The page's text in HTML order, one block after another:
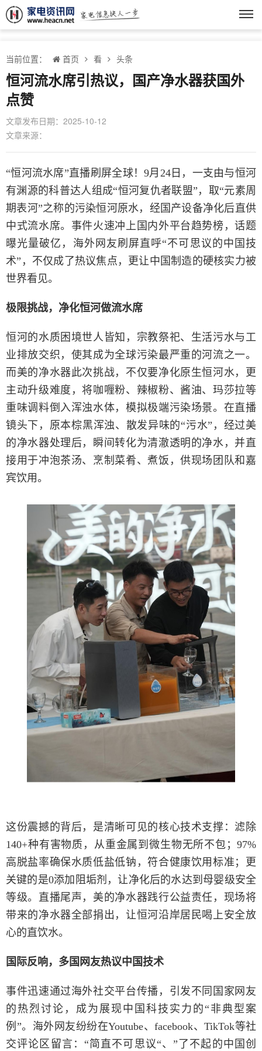
当前位置： 首页 看 头条
恒河流水席引热议，国产净水器获国外
点赞
文章发布日期：2025-10-12
文章来源：
“恒河流水席”直播刷屏全球！9月24日，一支由与恒河
有渊源的科普达人组成“恒河复仇者联盟”，取“元素周
期表河”之称的污染恒河原水，经国产设备净化后直供
中式流水席。事件火速冲上国内外平台趋势榜，话题
曝光量破亿，海外网友刷屏直呼“不可思议的中国技
术”，不仅成了热议焦点，更让中国制造的硬核实力被
世界看见。
极限挑战，净化恒河做流水席
恒河的水质困境世人皆知，宗教祭祀、生活污水与工
业排放交织，使其成为全球污染最严重的河流之一。
而美的净水器此次挑战，不仅要净化原生恒河水，更
主动升级难度，将咖喱粉、辣椒粉、酱油、玛莎拉等
重味调料倒入浑浊水体，模拟极端污染场景。在直播
镜头下，原本棕黑浑浊、散发异味的“污水”，经过美
的净水器处理后，瞬间转化为清澈透明的净水，并直
接用于冲泡茶汤、烹制菜肴、煮饭，供现场团队和嘉
宾饮用。
这份震撼的背后，是清晰可见的核心技术支撑：滤除
140+种有害物质，从重金属到微生物无所不包；97%
高脱盐率确保水质低盐低钠，符合健康饮用标准；更
关键的是0添加阻垢剂，让净化后的水达到母婴级安全
等级。直播尾声，美的净水器践行公益责任，现场将
带来的净水器全部捐出，让恒河沿岸居民喝上安全放
心的直饮水。
国际反响，多国网友热议中国技术
事件迅速通过海外社交平台传播，引发不同国家网友
的热烈讨论，成为展现中国科技实力的“非典型案
例”。海外网友纷纷在Youtube、facebook、TikTok等社
交评论区留言：“简直不可思议“、”了不起的中国创